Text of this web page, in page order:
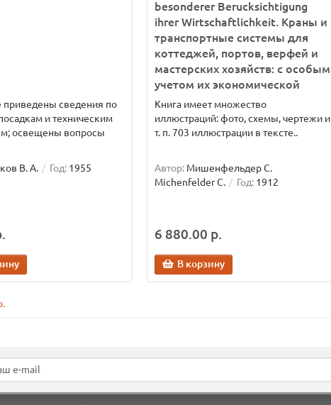
приведены сведения по
и техническим
освещены вопросы
В. А. Год: 1955
besonderer Berucksichtigung
ihrer Wirtschaftlichkeit. Краны и
транспортные системы для
коттеджей, портов, верфей и
мастерских хозяйств: с особым
учетом их экономической
Книга имеет множество
иллюстраций: фото, схемы, чертежи и
т. п. 703 иллюстрации в тексте..
Автор: Мишенфельдер С.
Michenfelder C.
Год: 1912
6 880.00 р.
В корзину